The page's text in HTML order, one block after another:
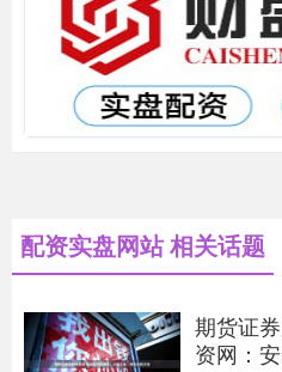
配资实盘网站 相关话题
期货证
资网：